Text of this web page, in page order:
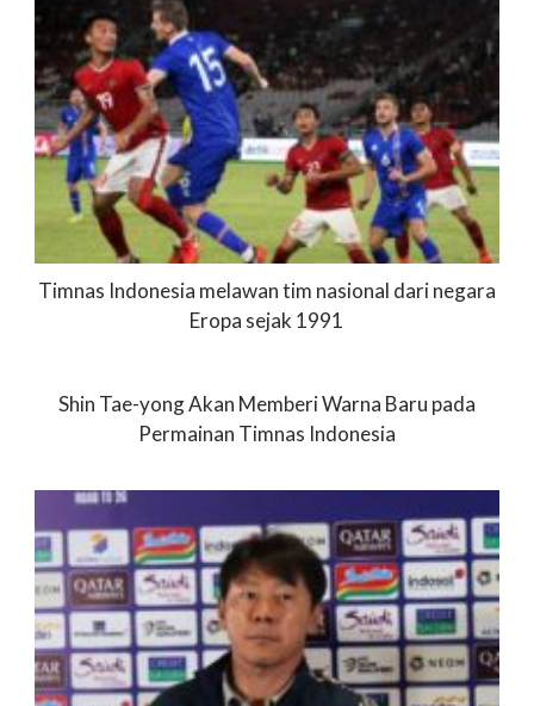
Timnas Indonesia melawan tim nasional dari negara
Eropa sejak 1991
Shin Tae-yong Akan Memberi Warna Baru pada
Permainan Timnas Indonesia